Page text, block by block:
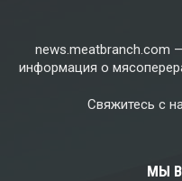
news.meatbranch.com
информация о
Свяжитесь с
МЫ